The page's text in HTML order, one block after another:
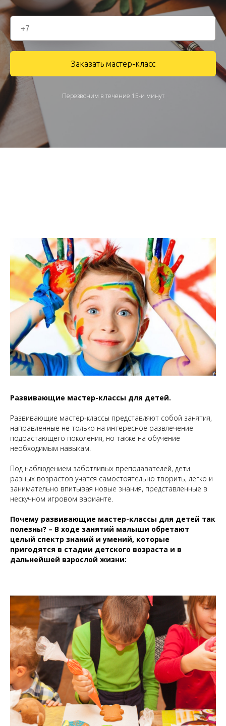
Заказать мастер-класс
Перезвоним в течение 15-и минут
Развивающие мастер-классы для детей.
Развивающие мастер-классы представляют собой занятия,
направленные не только на интересное развлечение
подрастающего поколения, но также на обучение
необходимым навыкам.
Под наблюдением заботливых преподавателей, дети
разных возрастов учатся самостоятельно творить, легко и
занимательно впитывая новые знания, представленные в
нескучном игровом варианте.
Почему развивающие мастер-классы для детей так
полезны? – В ходе занятий малыши обретают
целый спектр знаний и умений, которые
пригодятся в стадии детского возраста и в
дальнейшей взрослой жизни: